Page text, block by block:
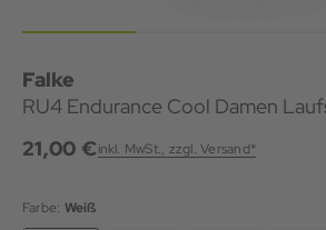
Falke
RU4 Endurance Cool Damen
21,00 €inkl. MwSt., zzgl. Versand*
Farbe: Weiß